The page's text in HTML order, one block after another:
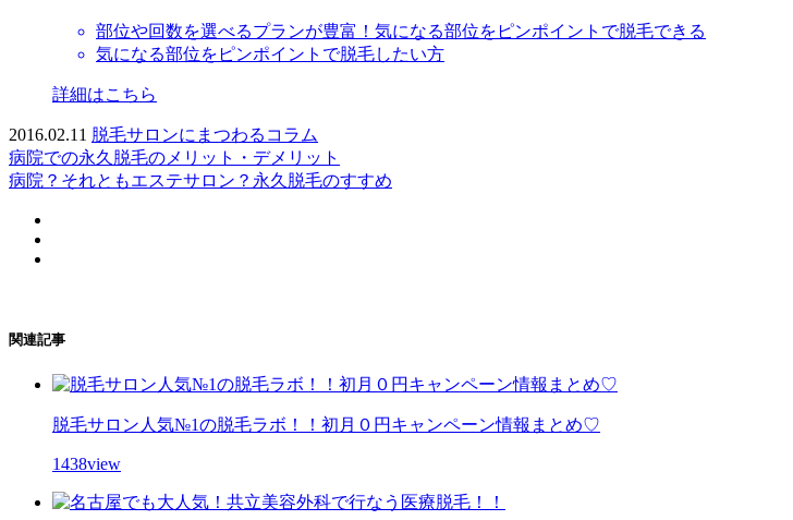
部位や回数を選べるプランが豊富！気になる部位をピンポイントで脱毛できる
気になる部位をピンポイントで脱毛したい方
詳細はこちら
2016.02.11 脱毛サロンにまつわるコラム
病院での永久脱毛のメリット・デメリット
病院？それともエステサロン？永久脱毛のすすめ
関連記事
脱毛サロン人気№1の脱毛ラボ！！初月０円キャンペーン情報まとめ♡
1438view